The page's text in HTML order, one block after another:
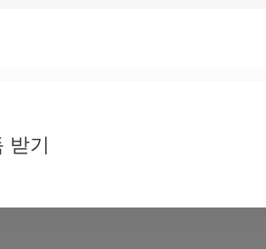
받기